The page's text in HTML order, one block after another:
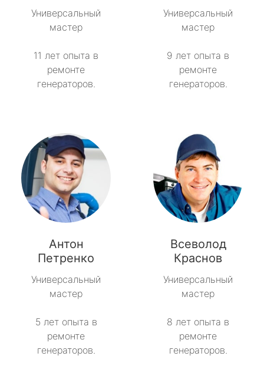
Универсальный
мастер
11 лет опыта в
ремонте
генераторов.
Универсальный
мастер
9 лет опыта в
ремонте
генераторов.
Антон
Петренко
Универсальный
мастер
5 лет опыта в
ремонте
генераторов.
Всеволод
Краснов
Универсальный
мастер
8 лет опыта в
ремонте
генераторов.